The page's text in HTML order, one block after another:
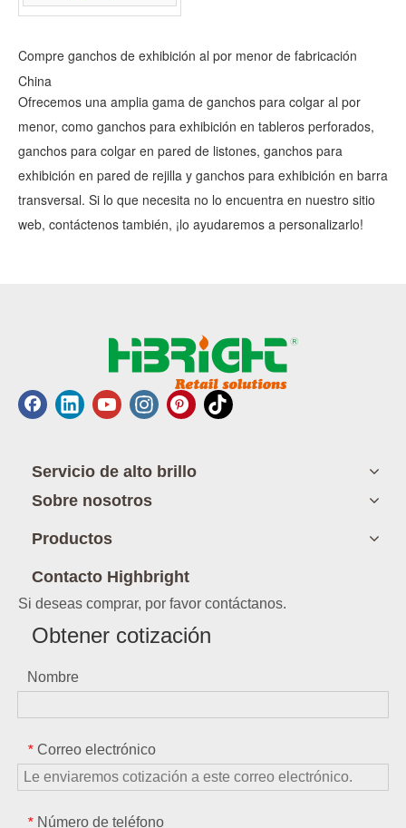
Compre ganchos de exhibición al por menor de fabricación
China
Ofrecemos una amplia gama de ganchos para colgar al por
menor, como ganchos para exhibición en tableros perforados,
ganchos para colgar en pared de listones, ganchos para
exhibición en pared de rejilla y ganchos para exhibición en barra
transversal. Si lo que necesita no lo encuentra en nuestro sitio
web, contáctenos también, ¡lo ayudaremos a personalizarlo!
Servicio de alto brillo
Sobre nosotros
Productos
Contacto Highbright
Si deseas comprar, por favor contáctanos.
Obtener cotización
Nombre
* Correo electrónico
* Número de teléfono